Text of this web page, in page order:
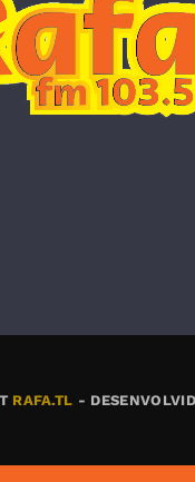
RAFA.TL -